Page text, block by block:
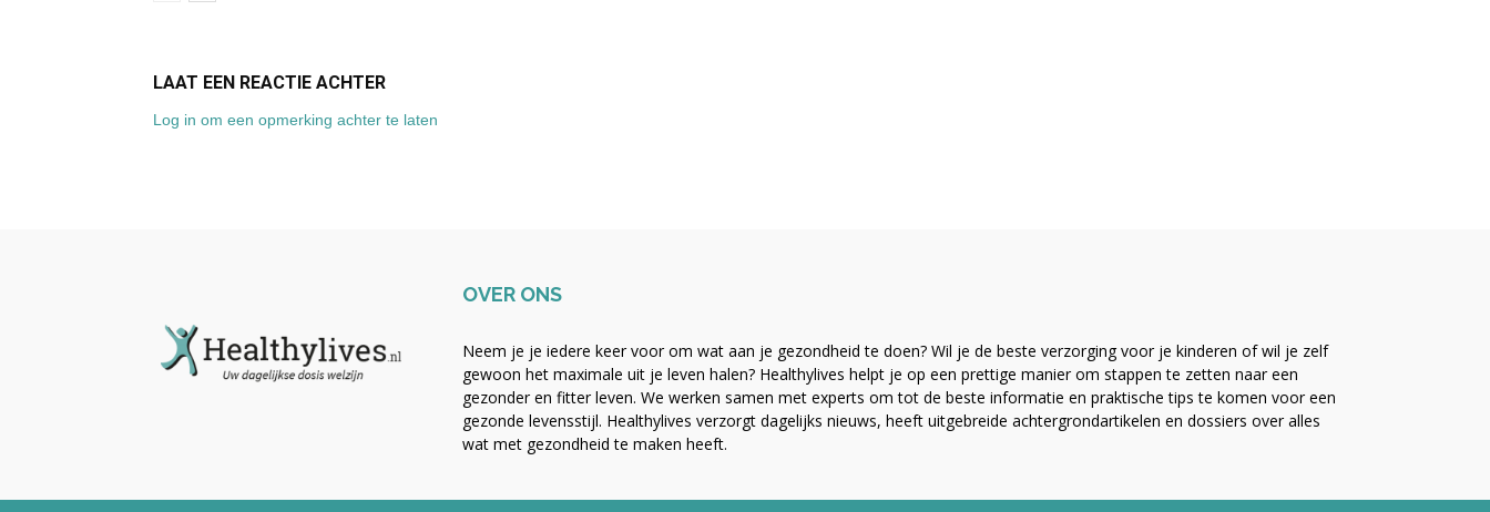
LAAT EEN REACTIE ACHTER
Log in om een opmerking achter te laten
OVER ONS
Neem je je iedere keer voor om wat aan je gezondheid te doen? Wil je de beste verzorging voor je kinderen of wil je zelf
gewoon het maximale uit je leven halen? Healthylives helpt je op een prettige manier om stappen te zetten naar een
gezonder en fitter leven. We werken samen met experts om tot de beste informatie en praktische tips te komen voor een
gezonde levensstijl. Healthylives verzorgt dagelijks nieuws, heeft uitgebreide achtergrondartikelen en dossiers over alles
wat met gezondheid te maken heeft.